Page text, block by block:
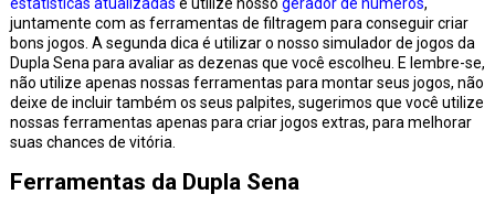
juntamente com as ferramentas de filtragem para conseguir criar
bons jogos. A segunda dica é utilizar o nosso simulador de jogos da
Dupla Sena para avaliar as dezenas que você escolheu. E lembre-se,
não utilize apenas nossas ferramentas para montar seus jogos, não
deixe de incluir também os seus palpites, sugerimos que você utilize
nossas ferramentas apenas para criar jogos extras, para melhorar
suas chances de vitória.
Ferramentas da Dupla Sena